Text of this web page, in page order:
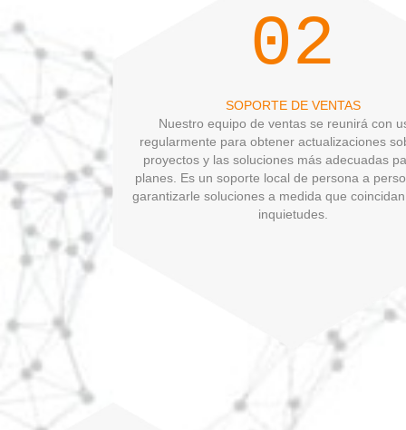
02
SOPORTE DE VENTAS
Nuestro equipo de ventas se reunirá con
regularmente para obtener actualizaciones sobre
proyectos y las soluciones más adecuadas para
planes.Es un soporte local de persona a persona
garantizarle soluciones a medida que coincidan
inquietudes.